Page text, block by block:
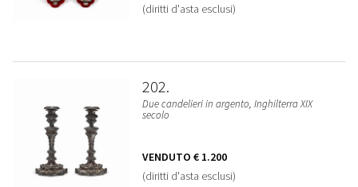
(diritti d'asta esclusi)
202
Due candelieri in argento, Inghilterra XIX
secolo
VENDUTO € 1.200
(diritti d'asta esclusi)